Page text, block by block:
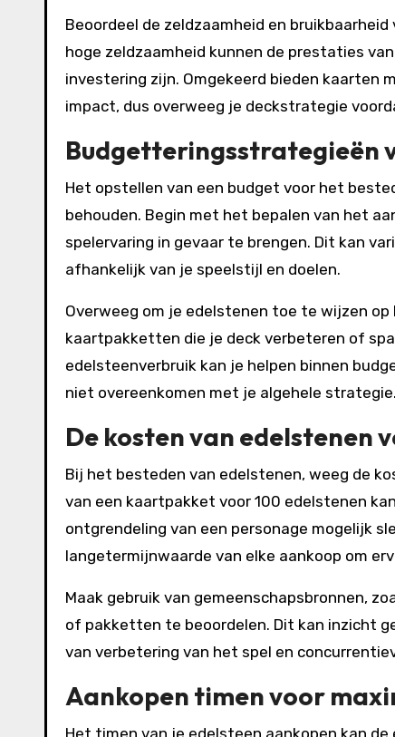
Beoordeel de zeldzaamheid en
hoge zeldzaamheid kunnen de prestaties
investering zijn. Omgekeerd bieden kaarten
impact, dus overweeg je deckstrategie
Budgetteringsstrategieën
Het opstellen van een budget voor het
behouden. Begin met het bepalen van het
spelervaring in gevaar te brengen. Dit kan
afhankelijk van je speelstijl en doelen.
Overweeg om je edelstenen toe te wijzen
kaartpakketten die je deck verbeteren of
edelsteenverbruik kan je helpen binnen
niet overeenkomen met je algehele strategie.
De kosten van edelstenen
Bij het besteden van edelstenen, weeg de
van een kaartpakket voor 100 edelstenen
ontgrendeling van een personage mogelijk
langetermijnwaarde van elke aankoop om
Maak gebruik van gemeenschapsbronnen,
of pakketten te beoordelen. Dit kan inzicht
van verbetering van het spel en
Aankopen timen voor